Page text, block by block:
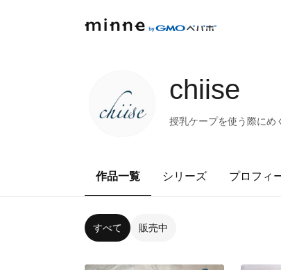
chiise
授乳ケープを使う際に
作品一覧 シリーズ プロフィ
すべて 販売中